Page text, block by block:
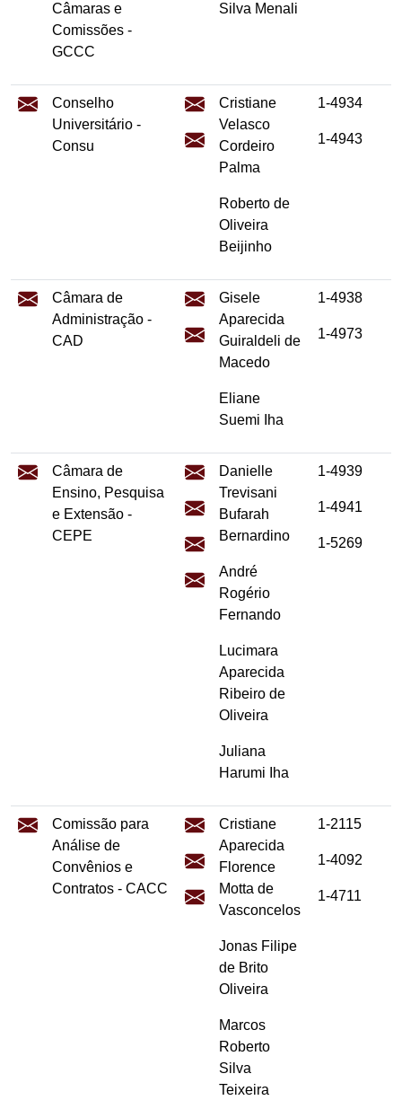
Câmaras e
Comissões -
GCCC
Silva Menali
Conselho
Universitário -
Consu
Cristiane
Velasco
Cordeiro
Palma
Roberto de
Oliveira
Beijinho
1-4934
1-4943
Câmara de
Administração -
CAD
Gisele
Aparecida
Guiraldeli de
Macedo
Eliane
Suemi Iha
1-4938
1-4973
Câmara de
Ensino, Pesquisa
e Extensão -
CEPE
Danielle
Trevisani
Bufarah
Bernardino
André
Rogério
Fernando
Lucimara
Aparecida
Ribeiro de
Oliveira
Juliana
Harumi Iha
1-4939
1-4941
1-5269
Comissão para
Análise de
Convênios e
Contratos - CACC
Cristiane
Aparecida
Florence
Motta de
Vasconcelos
Jonas Filipe
de Brito
Oliveira
Marcos
Roberto
Silva
Teixeira
1-2115
1-4092
1-4711